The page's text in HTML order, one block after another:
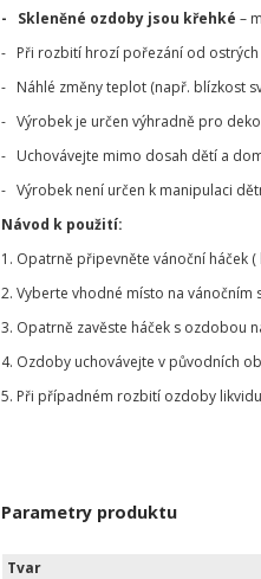
- Skleněné ozdoby jsou křehké –
- Při rozbití hrozí pořezání od ostrých
- Náhlé změny teplot (např. blízkost
- Výrobek je určen výhradně pro
- Uchovávejte mimo dosah dětí a
- Výrobek není určen k manipulaci
Návod k použití:
1. Opatrně připevněte vánoční háček
2. Vyberte vhodné místo na
3. Opatrně zavěste háček s ozdobou
4. Ozdoby uchovávejte v původních
5. Při případném rozbití ozdoby
Parametry produktu
Tvar